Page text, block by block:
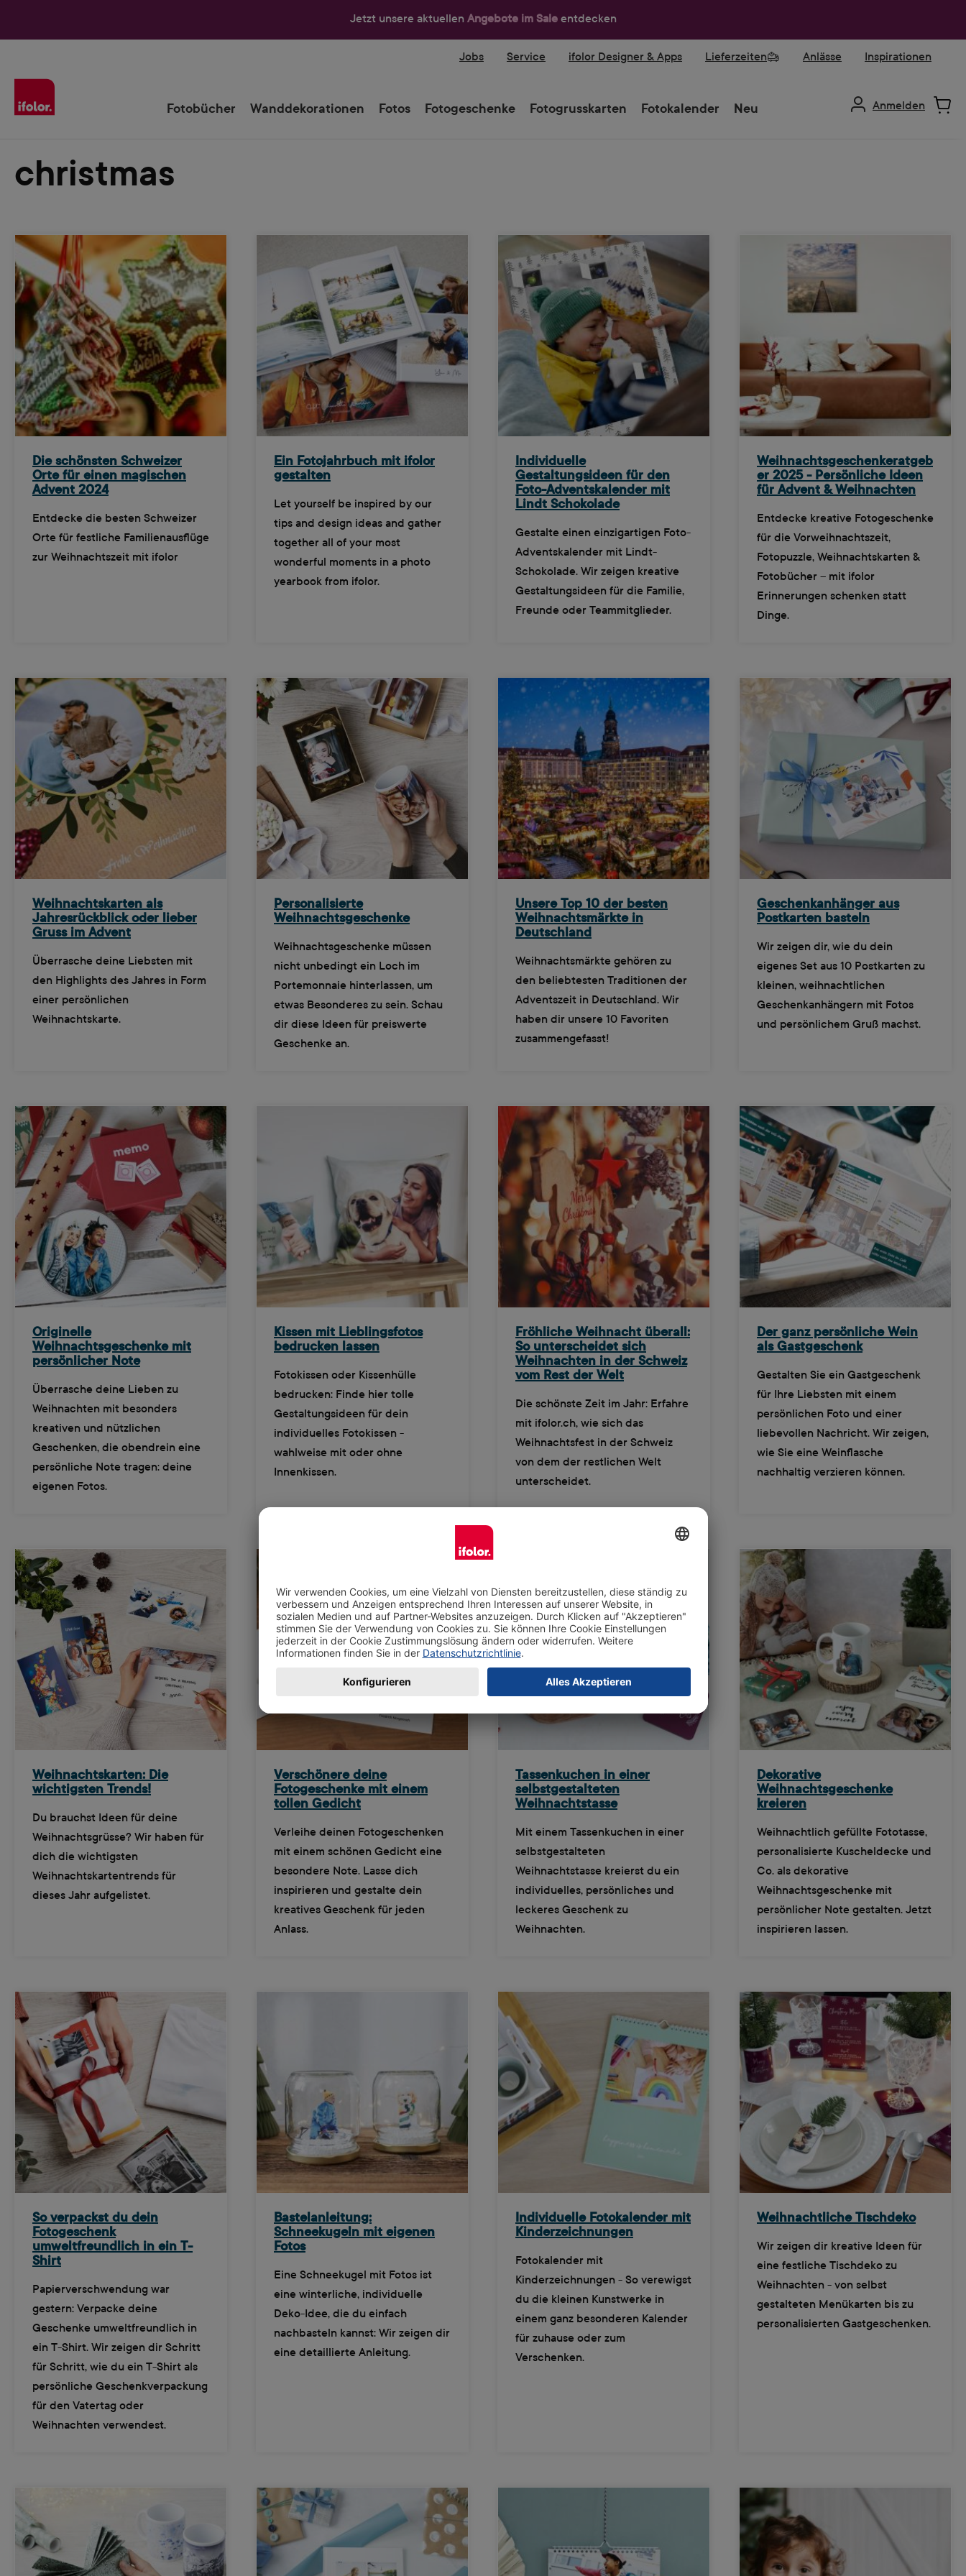
Jetzt unsere aktuellen Angebote im Sale entdecken
Jobs Service ifolor Designer & Apps Lieferzeiten Anlässe Inspirationen
Fotobücher Wanddekorationen Fotos Fotogeschenke Fotogrusskarten Fotokalender Neu Anmelden
christmas
Die schönsten Schweizer
Orte für einen magischen
Advent 2024
Entdecke die besten Schweizer
Orte für festliche Familienausflüge
zur Weihnachtszeit mit ifolor
Ein Fotojahrbuch mit ifolor
gestalten
Let yourself be inspired by our
tips and design ideas and gather
together all of your most
wonderful moments in a photo
yearbook from ifolor.
Individuelle
Gestaltungsideen für den
Foto-Adventskalender mit
Lindt Schokolade
Gestalte einen einzigartigen Foto-
Adventskalender mit Lindt-
Schokolade. Wir zeigen kreative
Gestaltungsideen für die Familie,
Freunde oder Teammitglieder.
Weihnachtsgeschenkeratgeb
er 2025 - Persönliche Ideen
für Advent & Weihnachten
Entdecke kreative Fotogeschenke
für die Vorweihnachtszeit,
Fotopuzzle, Weihnachtskarten &
Fotobücher – mit ifolor
Erinnerungen schenken statt
Dinge.
Weihnachtskarten als
Jahresrückblick oder lieber
Gruss im Advent
Überrasche deine Liebsten mit
den Highlights des Jahres in Form
einer persönlichen
Weihnachtskarte.
Personalisierte
Weihnachtsgeschenke
Weihnachtsgeschenke müssen
nicht unbedingt ein Loch im
Portemonnaie hinterlassen, um
etwas Besonderes zu sein. Schau
dir diese Ideen für preiswerte
Geschenke an.
Unsere Top 10 der besten
Weihnachtsmärkte in
Deutschland
Weihnachtsmärkte gehören zu
den beliebtesten Traditionen der
Adventszeit in Deutschland. Wir
haben dir unsere 10 Favoriten
zusammengefasst!
Geschenkanhänger aus
Postkarten basteln
Wir zeigen dir, wie du dein
eigenes Set aus 10 Postkarten zu
kleinen, weihnachtlichen
Geschenkanhängern mit Fotos
und persönlichem Gruß machst.
Originelle
Weihnachtsgeschenke mit
persönlicher Note
Überrasche deine Lieben zu
Weihnachten mit besonders
kreativen und nützlichen
Geschenken, die obendrein eine
persönliche Note tragen: deine
eigenen Fotos.
Kissen mit Lieblingsfotos
bedrucken lassen
Fotokissen oder Kissenhülle
bedrucken: Finde hier tolle
Gestaltungsideen für dein
individuelles Fotokissen -
wahlweise mit oder ohne
Innenkissen.
Fröhliche Weihnacht überall:
So unterscheidet sich
Weihnachten in der Schweiz
vom Rest der Welt
Die schönste Zeit im Jahr: Erfahre
mit ifolor.ch, wie sich das
Weihnachtsfest in der Schweiz
von dem der restlichen Welt
unterscheidet.
Der ganz persönliche Wein
als Gastgeschenk
Gestalten Sie ein Gastgeschenk
für Ihre Liebsten mit einem
persönlichen Foto und einer
liebevollen Nachricht. Wir zeigen,
wie Sie eine Weinflasche
nachhaltig verzieren können.
Weihnachtskarten: Die
wichtigsten Trends!
Du brauchst Ideen für deine
Weihnachtsgrüsse? Wir haben für
dich die wichtigsten
Weihnachtskartentrends für
dieses Jahr aufgelistet.
Verschönere deine
Fotogeschenke mit einem
tollen Gedicht
Verleihe deinen Fotogeschenken
mit einem schönen Gedicht eine
besondere Note. Lasse dich
inspirieren und gestalte dein
kreatives Geschenk für jeden
Anlass.
Tassenkuchen in einer
selbstgestalteten
Weihnachtstasse
Mit einem Tassenkuchen in einer
selbstgestalteten
Weihnachtstasse kreierst du ein
individuelles, persönliches und
leckeres Geschenk zu
Weihnachten.
Dekorative
Weihnachtsgeschenke
kreieren
Weihnachtlich gefüllte Fototasse,
personalisierte Kuscheldecke und
Co. als dekorative
Weihnachtsgeschenke mit
persönlicher Note gestalten. Jetzt
inspirieren lassen.
So verpackst du dein
Fotogeschenk
umweltfreundlich in ein T-
Shirt
Papierverschwendung war
gestern: Verpacke deine
Geschenke umweltfreundlich in
ein T-Shirt. Wir zeigen dir Schritt
für Schritt, wie du ein T-Shirt als
persönliche Geschenkverpackung
für den Vatertag oder
Weihnachten verwendest.
Bastelanleitung:
Schneekugeln mit eigenen
Fotos
Eine Schneekugel mit Fotos ist
eine winterliche, individuelle
Deko-Idee, die du einfach
nachbasteln kannst: Wir zeigen dir
eine detaillierte Anleitung.
Individuelle Fotokalender mit
Kinderzeichnungen
Fotokalender mit
Kinderzeichnungen - So verewigst
du die kleinen Kunstwerke in
einem ganz besonderen Kalender
für zuhause oder zum
Verschenken.
Weihnachtliche Tischdeko
Wir zeigen dir kreative Ideen für
eine festliche Tischdeko zu
Weihnachten - von selbst
gestalteten Menükarten bis zu
personalisierten Gastgeschenken.